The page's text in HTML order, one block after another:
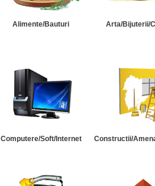
Alimente/Bauturi Arta/Bijuterii/
Computere/Soft/Internet Constructii/